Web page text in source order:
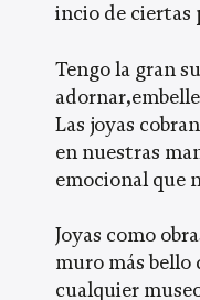
incio de ciertas
Tengo la gran
Las joyas
en nuestras
emocional que
Joyas como
muro más bello
cualquier